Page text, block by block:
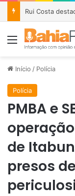
Menu
Início / Polícia
Polícia
PMBA e
de
presos